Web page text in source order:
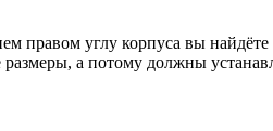
правом углу корпуса вы
а потому должны